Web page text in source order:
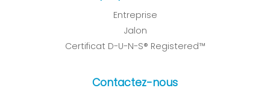
Entreprise
Jalon
Certificat D-U-N-S® Registered™
Contactez-nous